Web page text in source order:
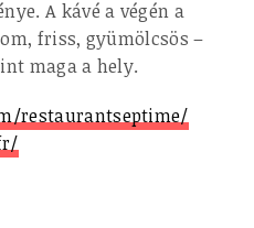
A kávé a végén a
friss, gyümölcsös –
maga a hely.
restaurantseptime/